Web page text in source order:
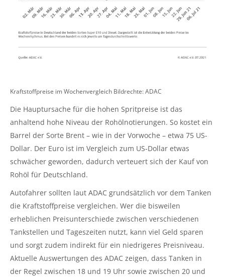
Kraftstoffpreise im Wochenvergleich Bildrechte: ADAC
Die Hauptursache für die hohen Spritpreise ist das
anhaltend hohe Niveau der Rohölnotierungen. So kostet ein
Barrel der Sorte Brent – wie in der Vorwoche – etwa 75 US-
Dollar. Der Euro ist im Vergleich zum US-Dollar etwas
schwächer geworden, dadurch verteuert sich der Kauf von
Rohöl für Deutschland.
Autofahrer sollten laut ADAC grundsätzlich vor dem Tanken
die Kraftstoffpreise vergleichen. Wer die bisweilen
erheblichen Preisunterschiede zwischen verschiedenen
Tankstellen und Tageszeiten nutzt, kann viel Geld sparen
und sorgt zudem indirekt für ein niedrigeres Preisniveau.
Aktuelle Auswertungen des ADAC zeigen, dass Tanken in
der Regel zwischen 18 und 19 Uhr sowie zwischen 20 und